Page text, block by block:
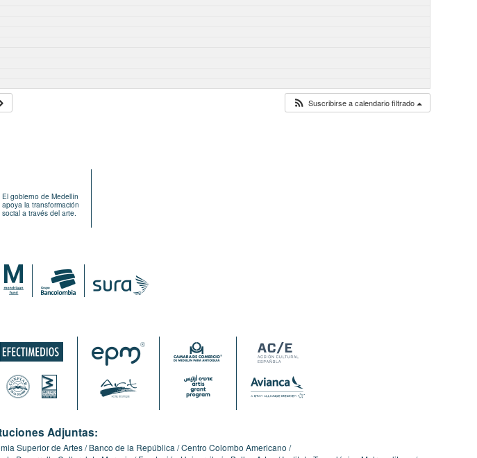
Suscribirse a calendario filtrado
El gobierno de Medellín
apoya la transformación
social a través del arte.
Adjuntas:
Superior de Artes Banco de la República Centro Colombo Americano